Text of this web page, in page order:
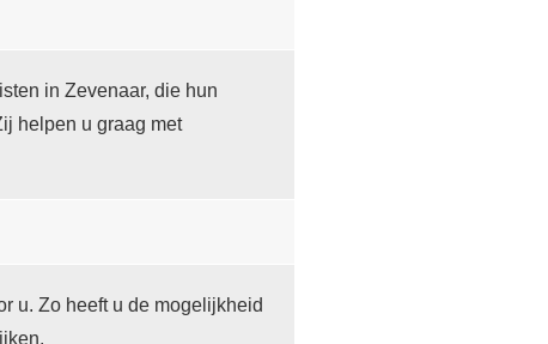
in Zevenaar, die hun
helpen u graag met
u. Zo heeft u de mogelijkheid